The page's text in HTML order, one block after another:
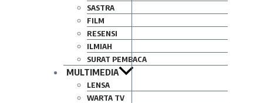
SASTRA
FILM
RESENSI
ILMIAH
SURAT PEMBACA
MULTIMEDIA
LENSA
WARTA TV